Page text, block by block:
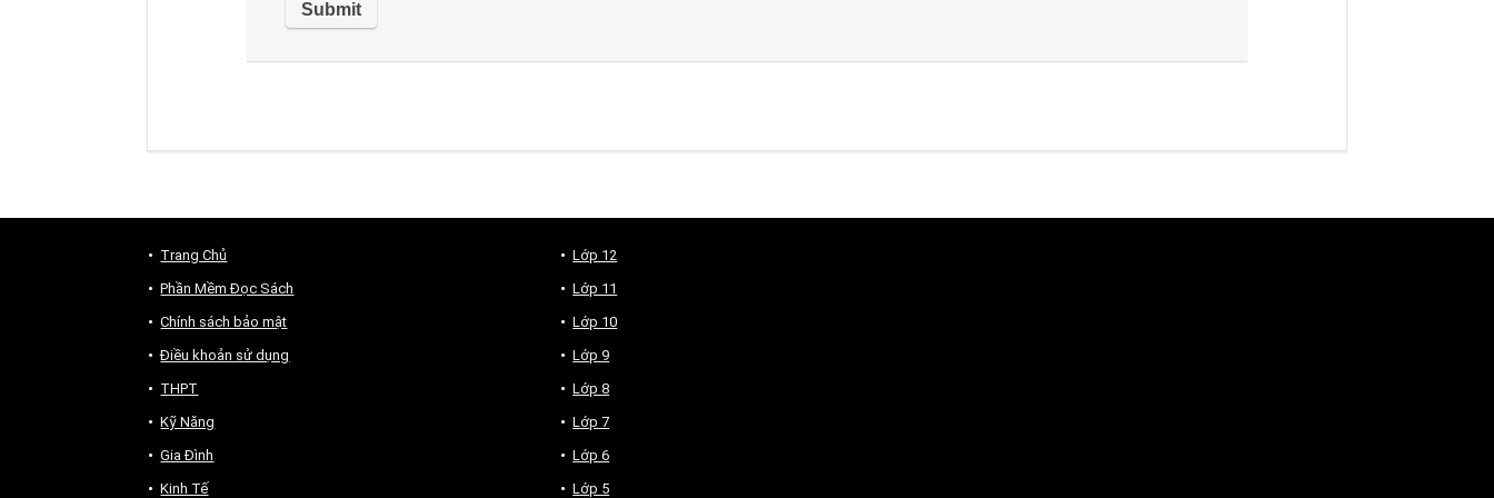
Trang Chủ
Phần Mềm Đọc Sách
Chính sách bảo mật
Điều khoản sử dụng
THPT
Kỹ Năng
Gia Đình
Kinh Tế
Lớp 12
Lớp 11
Lớp 10
Lớp 9
Lớp 8
Lớp 7
Lớp 6
Lớp 5